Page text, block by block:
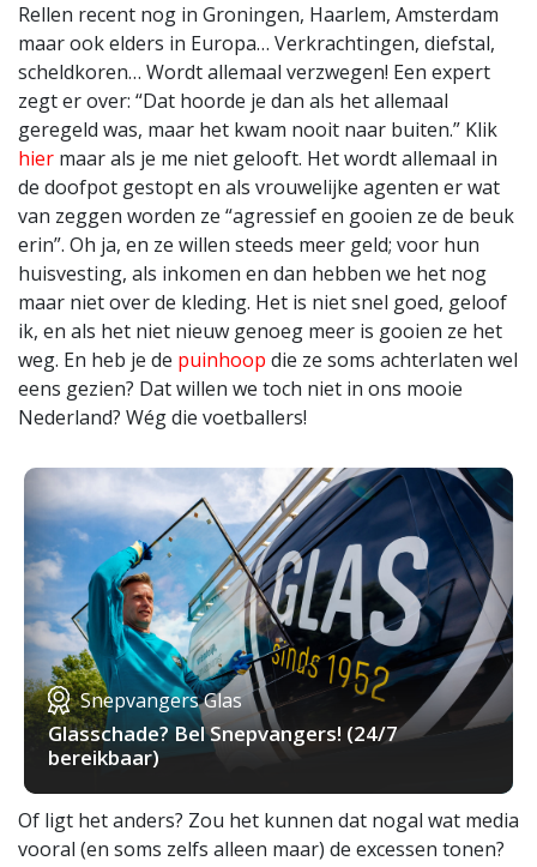
Rellen recent nog in Groningen, Haarlem, Amsterdam
maar ook elders in Europa… Verkrachtingen, diefstal,
scheldkoren… Wordt allemaal verzwegen! Een expert
zegt er over: “Dat hoorde je dan als het allemaal
geregeld was, maar het kwam nooit naar buiten.” Klik
hier maar als je me niet gelooft. Het wordt allemaal in
de doofpot gestopt en als vrouwelijke agenten er wat
van zeggen worden ze “agressief en gooien ze de beuk
erin”. Oh ja, en ze willen steeds meer geld; voor hun
huisvesting, als inkomen en dan hebben we het nog
maar niet over de kleding. Het is niet snel goed, geloof
ik, en als het niet nieuw genoeg meer is gooien ze het
weg. En heb je de puinhoop die ze soms achterlaten wel
eens gezien? Dat willen we toch niet in ons mooie
Nederland? Wég die voetballers!
Snepvangers Glas
Glasschade? Bel Snepvangers! (24/7
bereikbaar)
Of ligt het anders? Zou het kunnen dat nogal wat media
vooral (en soms zelfs alleen maar) de excessen tonen?